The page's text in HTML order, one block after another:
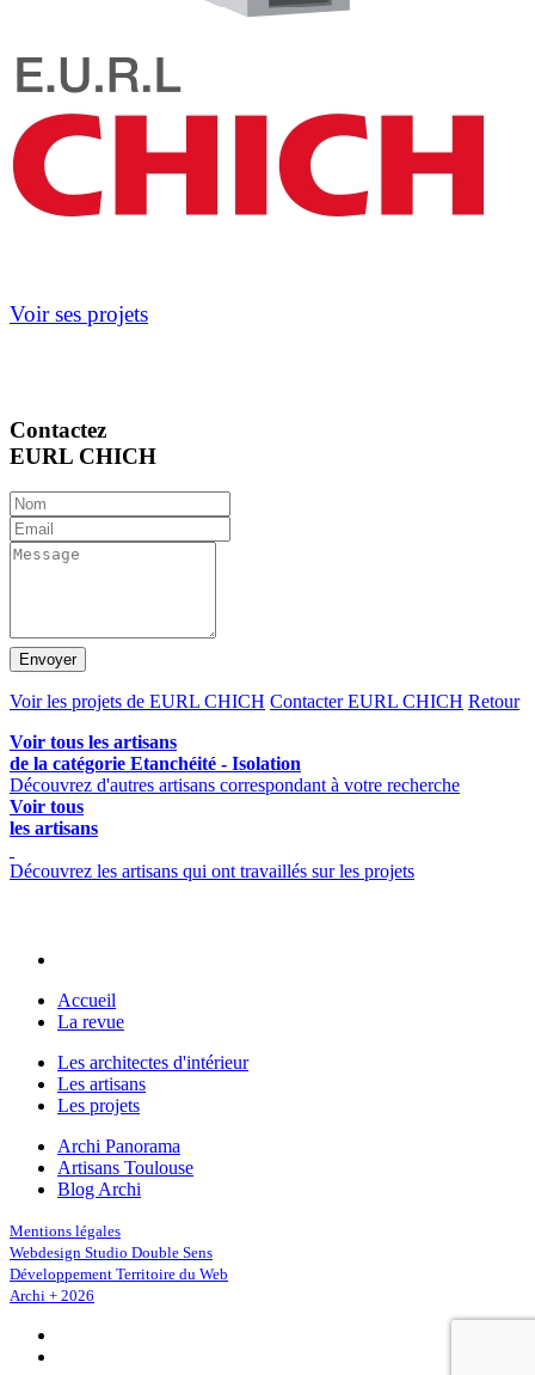
Voir ses projets
Contactez
EURL CHICH
Envoyer
Voir les projets de EURL CHICH Contacter EURL CHICH Retour
Voir tous les artisans
de la catégorie Etanchéité - Isolation
Découvrez d'autres artisans correspondant à votre recherche
Voir tous
les artisans
Découvrez les artisans qui ont travaillés sur les projets
Accueil
La revue
Les architectes d'intérieur
Les artisans
Les projets
Archi Panorama
Artisans Toulouse
Blog Archi
Mentions légales
Webdesign Studio Double Sens
Développement Territoire du Web
Archi + 2026